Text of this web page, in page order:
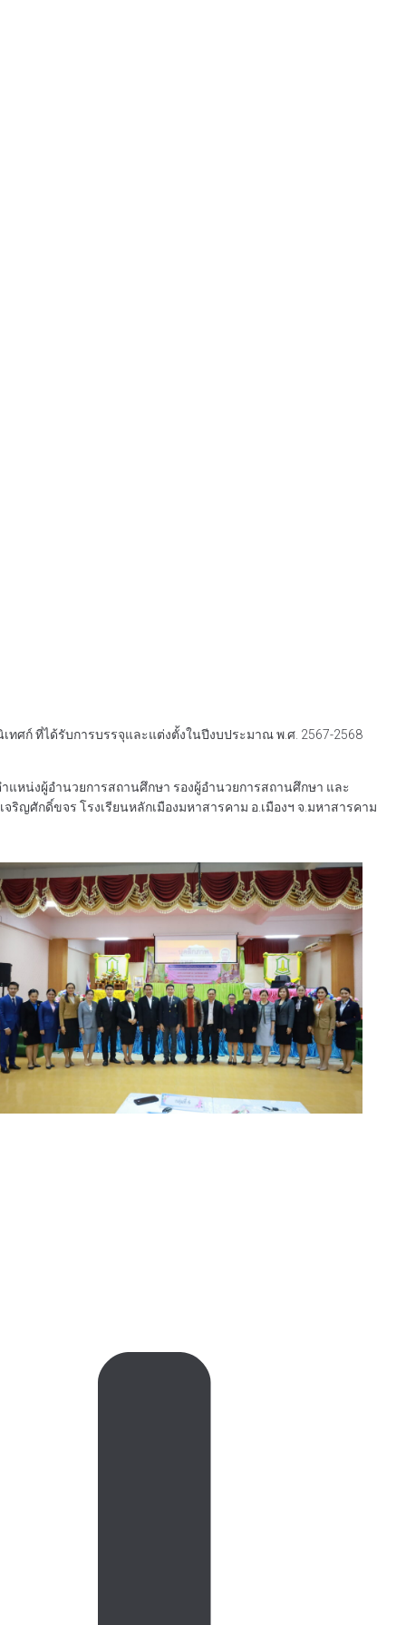
ศก์ ที่ได้รับการบรรจุและแต่งตั้งในปีงบประมาณ พ.ศ. 2567-2568
แหน่งผู้อำนวยการสถานศึกษา รองผู้อำนวยการสถานศึกษา และ
ญศักดิ์ขจร โรงเรียนหลักเมืองมหาสารคาม อ.เมืองฯ จ.มหาสารคาม